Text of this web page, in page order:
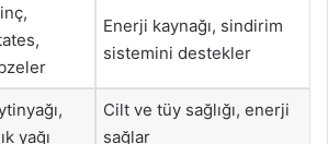
Enerji kaynağı, sindirim
sistemini destekler
yağı
Cilt ve tüy sağlığı, enerji
sağlar